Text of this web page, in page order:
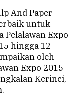
And Paper
untuk
Pelalawan Expo
hingga 12
oleh
Expo 2015
Kerinci,